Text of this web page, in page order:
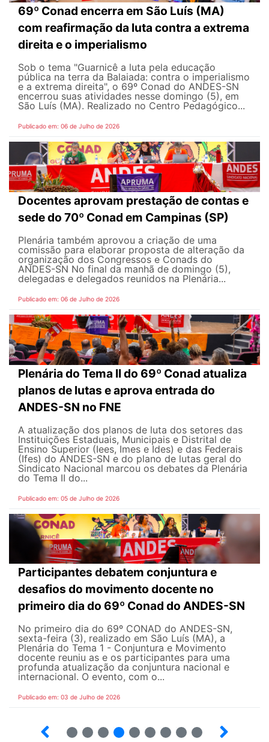
69º Conad encerra em São Luís (MA)
com reafirmação da luta contra a extrema
direita e o imperialismo
Sob o tema "Guarnicê a luta pela educação
pública na terra da Balaiada: contra o imperialismo
e a extrema direita", o 69º Conad do ANDES-SN
encerrou suas atividades nesse domingo (5), em
São Luís (MA). Realizado no Centro Pedagógico...
Publicado em: 06 de Julho de 2026
Docentes aprovam prestação de contas e
sede do 70º Conad em Campinas (SP)
Plenária também aprovou a criação de uma
comissão para elaborar proposta de alteração da
organização dos Congressos e Conads do
ANDES-SN No final da manhã de domingo (5),
delegadas e delegados reunidos na Plenária...
Publicado em: 06 de Julho de 2026
Plenária do Tema II do 69º Conad atualiza
planos de lutas e aprova entrada do
ANDES-SN no FNE
A atualização dos planos de luta dos setores das
Instituições Estaduais, Municipais e Distrital de
Ensino Superior (Iees, Imes e Ides) e das Federais
(Ifes) do ANDES-SN e do plano de lutas geral do
Sindicato Nacional marcou os debates da Plenária
do Tema II do...
Publicado em: 05 de Julho de 2026
Participantes debatem conjuntura e
desafios do movimento docente no
primeiro dia do 69º Conad do ANDES-SN
No primeiro dia do 69º CONAD do ANDES-SN,
sexta-feira (3), realizado em São Luís (MA), a
Plenária do Tema 1 - Conjuntura e Movimento
docente reuniu as e os participantes para uma
profunda atualização da conjuntura nacional e
internacional. O evento, com o...
Publicado em: 03 de Julho de 2026